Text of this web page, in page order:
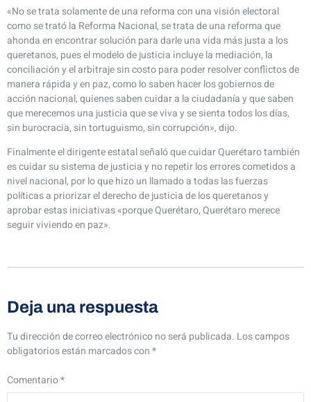
«No se trata solamente de una reforma con una visión electoral
como se trató la Reforma Nacional, se trata de una reforma que
ahonda en encontrar solución para darle una vida más justa a los
queretanos, pues el modelo de justicia incluye la mediación, la
conciliación y el arbitraje sin costo para poder resolver conflictos de
manera rápida y en paz, como lo saben hacer los gobiernos de
acción nacional, quienes saben cuidar a la ciudadanía y que saben
que merecemos una justicia que se viva y se sienta todos los días,
sin burocracia, sin tortuguismo, sin corrupción», dijo.
Finalmente el dirigente estatal señaló que cuidar Querétaro también
es cuidar su sistema de justicia y no repetir los errores cometidos a
nivel nacional, por lo que hizo un llamado a todas las fuerzas
políticas a priorizar el derecho de justicia de los queretanos y
aprobar estas iniciativas «porque Querétaro, Querétaro merece
seguir viviendo en paz».
Deja una respuesta
Tu dirección de correo electrónico no será publicada. Los campos
obligatorios están marcados con*
Comentario*